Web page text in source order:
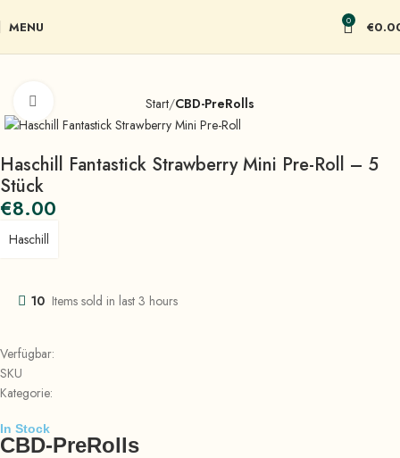
MENU 0 €
Start CBD-PreRolls
Haschill Fantastick Strawberry Mini Pre-Roll – 5
Stück
€8.00
Haschill
10 Items sold in last 3 hours
Verfügbar:
SKU
Kategorie:
In Stock
CBD-PreRolls